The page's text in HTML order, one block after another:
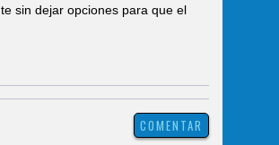
sin dejar opciones para que el